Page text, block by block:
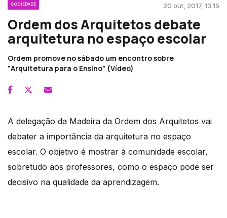
SOCIEDADE 20 out, 2017, 13:15
Ordem dos Arquitetos debate
arquitetura no espaço escolar
Ordem promove no sábado um encontro sobre
"Arquitetura para o Ensino” (Vídeo)
A delegação da Madeira da Ordem dos Arquitetos vai
debater a importância da arquitetura no espaço
escolar. O objetivo é mostrar à comunidade escolar,
sobretudo aos professores, como o espaço pode ser
decisivo na qualidade da aprendizagem.